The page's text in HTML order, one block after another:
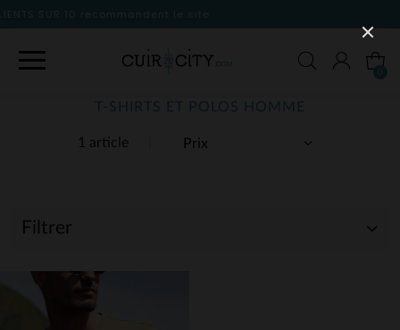
1 article
T-SHIRTS ET POLOS HOMME
Filtrer